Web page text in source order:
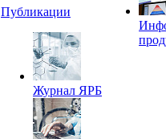
Публикации
Журнал ЯРБ